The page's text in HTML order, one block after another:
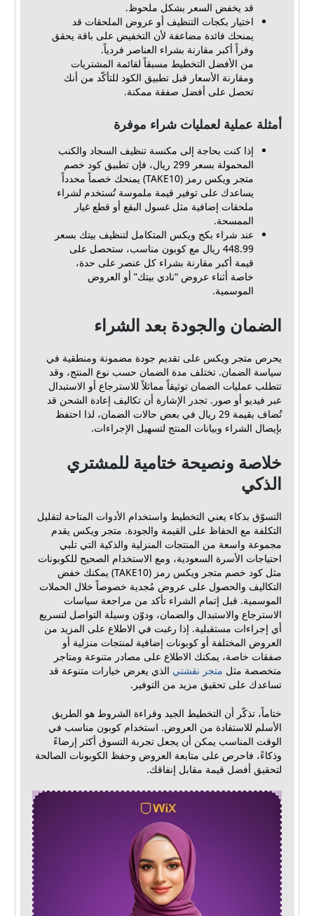
قد يخفض السعر بشكل ملحوظ.
اختيار بكجات التنظيف أو عروض الملحقات قد
يمنحك فائدة مضاعفة لأن التخفيض على باقة يحقق
وفراً أكبر مقارنة بشراء العناصر فردياً.
من الأفضل التخطيط مسبقاً لقائمة المشتريات
ومقارنة الأسعار قبل تطبيق الكود للتأكّد من أنك
تحصل على أفضل صفقة ممكنة.
أمثلة عملية لعمليات شراء موفرة
إذا كنت بحاجة إلى مكنسة تنظيف السجاد والكنب
المحمولة بسعر 299 ريال، فإن تطبيق كود خصم
متجر ويكس رمز (TAKE10) يمنحك خصماً محدداً
يساعدك على توفير قيمة ملموسة تُستخدم لشراء
ملحقات إضافية مثل غسول البقع أو قطع غيار
الممسحة.
عند شراء بكج ويكس المتكامل لتنظيف بيتك بسعر
448.99 ريال مع كوبون مناسب، ستحصل على
قيمة أكبر مقارنة بشراء كل عنصر على حدة،
خاصة أثناء عروض “نادي بيتك” أو العروض
الموسمية.
الضمان والجودة بعد الشراء
يحرص متجر ويكس على تقديم جودة مضمونة ومنطقية في
سياسة الضمان. تختلف مدة الضمان حسب نوع المنتج، وقد
تتطلب عمليات الضمان توثيقاً مماثلاً للاسترجاع أو الاستبدال
عبر فيديو أو صور. تجدر الإشارة أن تكاليف إعادة الشحن قد
تُضاف بقيمة 29 ريال في بعض حالات الضمان، لذا احتفظ
بإيصال الشراء وبيانات المنتج لتسهيل الإجراءات.
خلاصة ونصيحة ختامية للمشتري
الذكي
التسوّق بذكاء يعني التخطيط واستخدام الأدوات المتاحة لتقليل
التكلفة مع الحفاظ على القيمة والجودة. متجر ويكس يقدم
مجموعة واسعة من المنتجات المنزلية والذكية التي تلبي
احتياجات الأسرة السعودية، ومع الاستخدام الصحيح للكوبونات
مثل كود خصم متجر ويكس رمز (TAKE10) يمكنك خفض
التكاليف والحصول على عروض مُجدية خصوصاً خلال الحملات
الموسمية. قبل إتمام الشراء تأكد من مراجعة سياسات
الاسترجاع والاستبدال والضمان، ودوّن وسيلة التواصل لتسريع
أي إجراءات مستقبلية. إذا رغبت في الاطلاع على المزيد من
العروض المختلفة أو كوبونات إضافية لمنتجات منزلية أو
صفقات خاصة، يمكنك الاطلاع على مصادر متنوعة ومتاجر
متخصصة مثل متجر نقشتي الذي يعرض خيارات متنوعة قد
تساعدك على تحقيق مزيد من التوفير.
ختاماً، تذكّر أن التخطيط الجيد وقراءة الشروط هو الطريق
الأسلم للاستفادة من العروض. استخدام كوبون مناسب في
الوقت المناسب يمكن أن يجعل تجربة التسوق أكثر إرضاءً
وذكاءً، فاحرص على متابعة العروض وحفظ الكوبونات الصالحة
لتحقيق أفضل قيمة مقابل إنفاقك.